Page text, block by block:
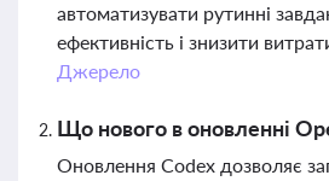
автоматизувати рутинні
ефективність і знизити
Джерело
Що нового в оновленні
Оновлення Codex дозволяє